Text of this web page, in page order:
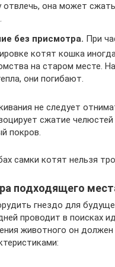
отвлечь, она может
без присмотра. При
котят кошка
на старом месте.
они погибают.
не следует
сжатие челюстей
покров.
самки котят нельзя
подходящего
гнездо для
проводит в поисках
животного он